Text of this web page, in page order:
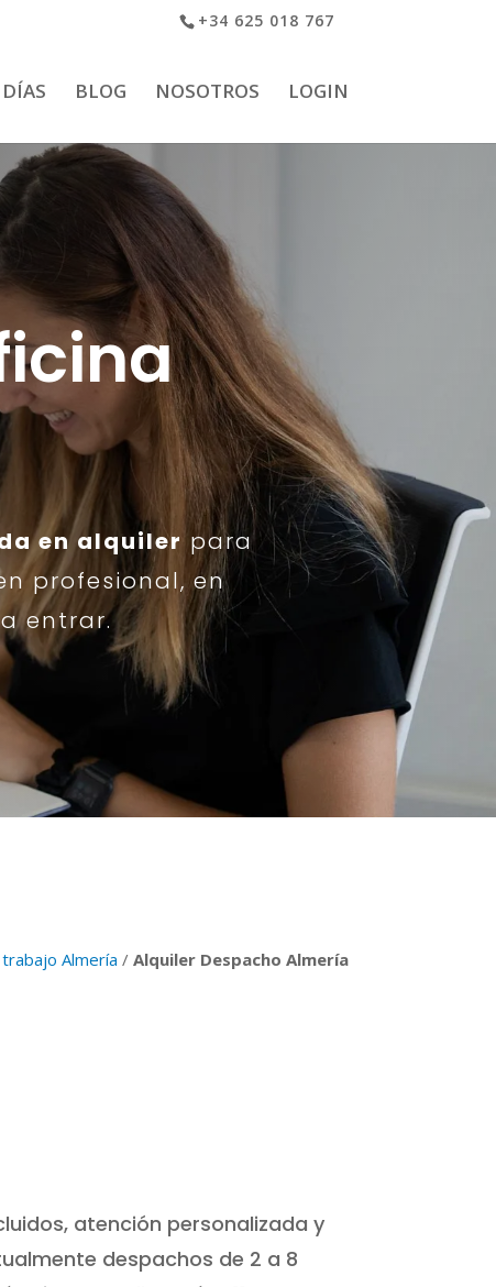
+34 625 018 767
BLOG NOSOTROS LOGIN
en alquiler para
profesional, en
entrar.
Almería / Alquiler Despacho Almería
atención personalizada y
despachos de 2 a 8